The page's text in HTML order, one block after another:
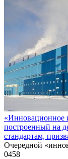
«Инновационное
построенный на
стандартам,
Очередной
0458